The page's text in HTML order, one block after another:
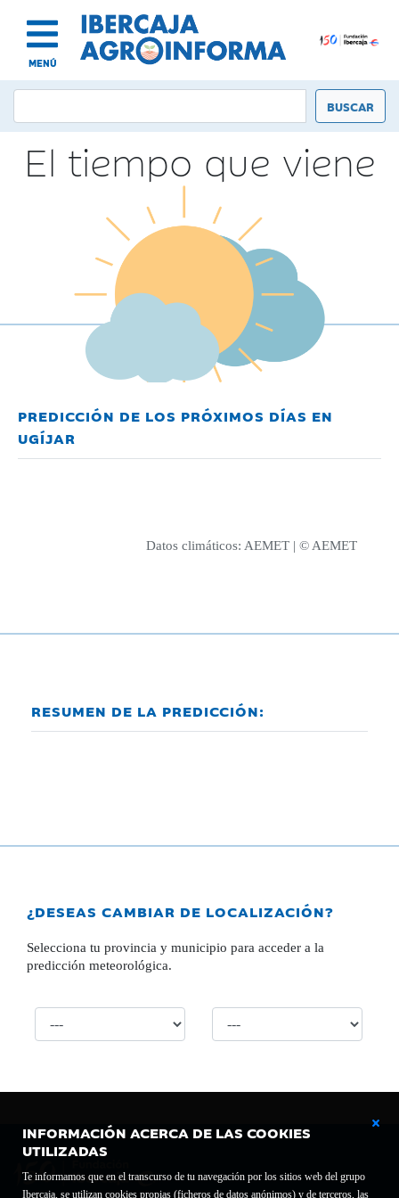
MENÚ
INFORMACIÓN ACERCA DE LAS COOKIES
UTILIZADAS
Te informamos que en el transcurso de tu navegación por los sitios web del grupo
Ibercaja, se utilizan cookies propias (ficheros de datos anónimos) y de terceros, las
El tiempo que viene
PREDICCIÓN DE LOS PRÓXIMOS DÍAS EN
UGÍJAR
Datos climáticos: AEMET | © AEMET
RESUMEN DE LA PREDICCIÓN:
¿DESEAS CAMBIAR DE LOCALIZACIÓN?
Selecciona tu provincia y municipio para acceder a la
predicción meteorológica.